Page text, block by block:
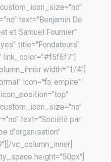
text="Benjamin De
et Samuel Fournier"
title="Fondateurs"
width="1/4"]
icon="fa-empire"
text="Société par
d'organisation"
vc_column_inner]
height="50px"]